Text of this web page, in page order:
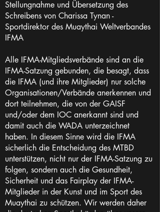
Stellungnahme und Übersetzung des
Schreibens von Charissa Tynan -
Sportdirektor des Muaythai Weltverbandes
IFMA
Alle IFMA-Mitgliedsverbände sind an die
IFMA-Satzung gebunden, die besagt, dass
die IFMA (und ihre Mitglieder) nur solche
Organisationen/Verbände anerkennen und
dort teilnehmen, die von der GAISF
und/oder dem IOC anerkannt sind und
damit auch die WADA unterzeichnet
haben. In diesem Sinne wird die IFMA
sicherlich die Entscheidung des MTBD
unterstützen, nicht nur der IFMA-Satzung zu
folgen, sondern auch die Gesundheit,
Sicherheit und das Fairplay der IFMA-
Mitglieder in der Kunst und im Sport des
Muaythai zu schützen. Wir werden daher